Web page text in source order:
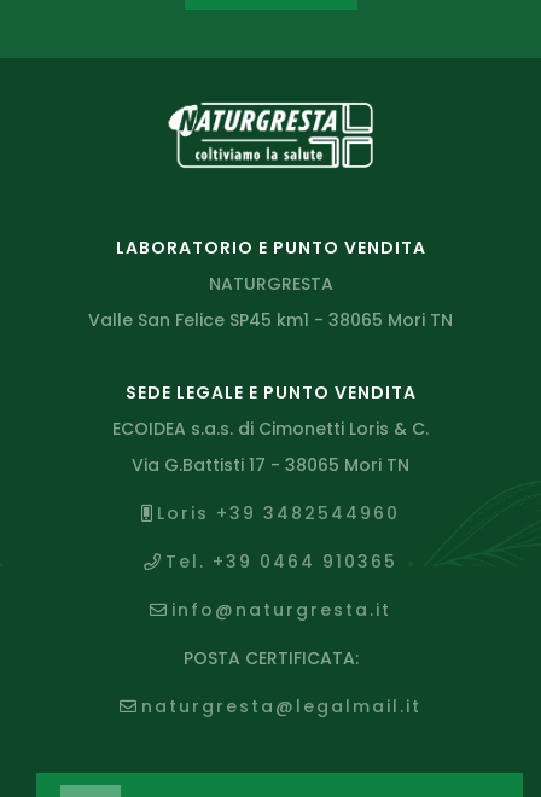
LABORATORIO E PUNTO VENDITA
NATURGRESTA
Valle San Felice SP45 km1 - 38065 Mori TN
SEDE LEGALE E PUNTO VENDITA
ECOIDEA s.a.s. di Cimonetti Loris & C.
Via G.Battisti 17 - 38065 Mori TN
Loris +39 3482544960
Tel. +39 0464 910365
info@naturgresta.it
POSTA CERTIFICATA:
naturgresta@legalmail.it